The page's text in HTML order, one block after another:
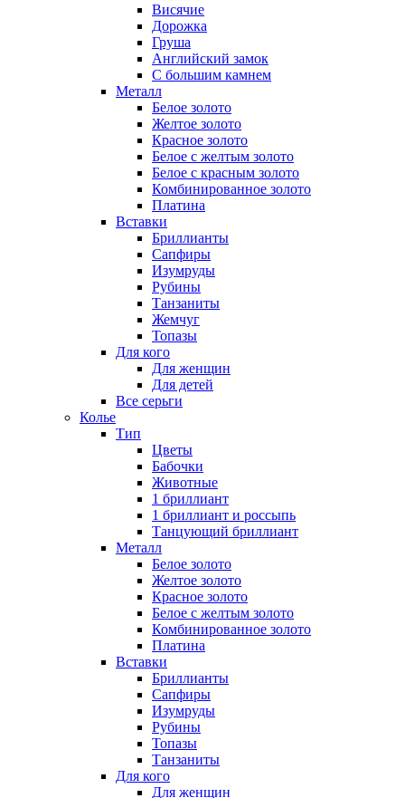
Висячие
Дорожка
Груша
Английский замок
С большим камнем
Металл
Белое золото
Желтое золото
Красное золото
Белое с желтым золото
Белое с красным золото
Комбинированное золото
Платина
Вставки
Бриллианты
Сапфиры
Изумруды
Рубины
Танзаниты
Жемчуг
Топазы
Для кого
Для женщин
Для детей
Все серьги
Колье
Тип
Цветы
Бабочки
Животные
1 бриллиант
1 бриллиант и россыпь
Танцующий бриллиант
Металл
Белое золото
Желтое золото
Красное золото
Белое с желтым золото
Комбинированное золото
Платина
Вставки
Бриллианты
Сапфиры
Изумруды
Рубины
Топазы
Танзаниты
Для кого
Для женщин